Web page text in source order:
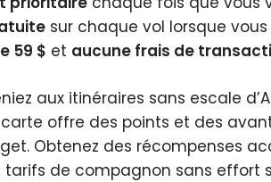
sur chaque vol lorsque
59 $ et aucune frais de
aux itinéraires sans escale
offre des points et des
Obtenez des récompenses
de compagnon sans effort